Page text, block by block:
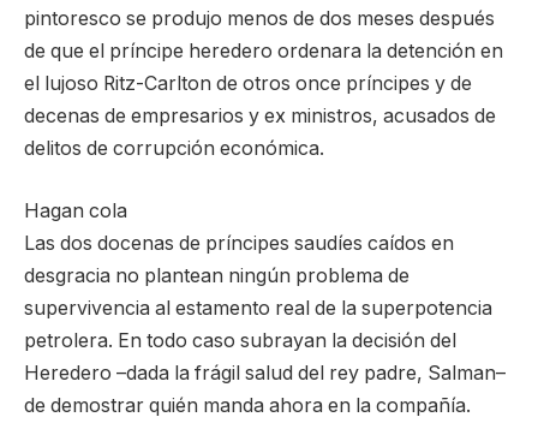
pintoresco se produjo menos de dos meses después
de que el príncipe heredero ordenara la detención en
el lujoso Ritz-Carlton de otros once príncipes y de
decenas de empresarios y ex ministros, acusados de
delitos de corrupción económica.
Hagan cola
Las dos docenas de príncipes saudíes caídos en
desgracia no plantean ningún problema de
supervivencia al estamento real de la superpotencia
petrolera. En todo caso subrayan la decisión del
Heredero –dada la frágil salud del rey padre, Salman–
de demostrar quién manda ahora en la compañía.